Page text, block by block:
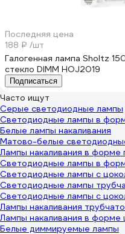
Последняя цена
188 ₽ /шт
Галогенная лампа Sholtz
стекло DIMM HOJ2019
Подписаться
Часто ищут
Серые светодиодные лампы
Светодиодные лампы в
Белые лампы накаливания
Матово-белые
Лампы накаливания в форме
Светодиодные лампы в
Светодиодные лампы с
Светодиодные лампы
Светодиодные лампы с
Лампы накаливания
Лампы накаливания в форме
Белые диммируемые лампы